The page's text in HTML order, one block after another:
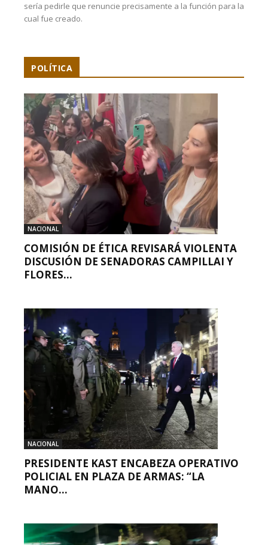
sería pedirle que renuncie precisamente a la función para la
cual fue creado.
POLÍTICA
NACIONAL
COMISIÓN DE ÉTICA REVISARÁ VIOLENTA
DISCUSIÓN DE SENADORAS CAMPILLAI Y
FLORES...
NACIONAL
PRESIDENTE KAST ENCABEZA OPERATIVO
POLICIAL EN PLAZA DE ARMAS: “LA
MANO...